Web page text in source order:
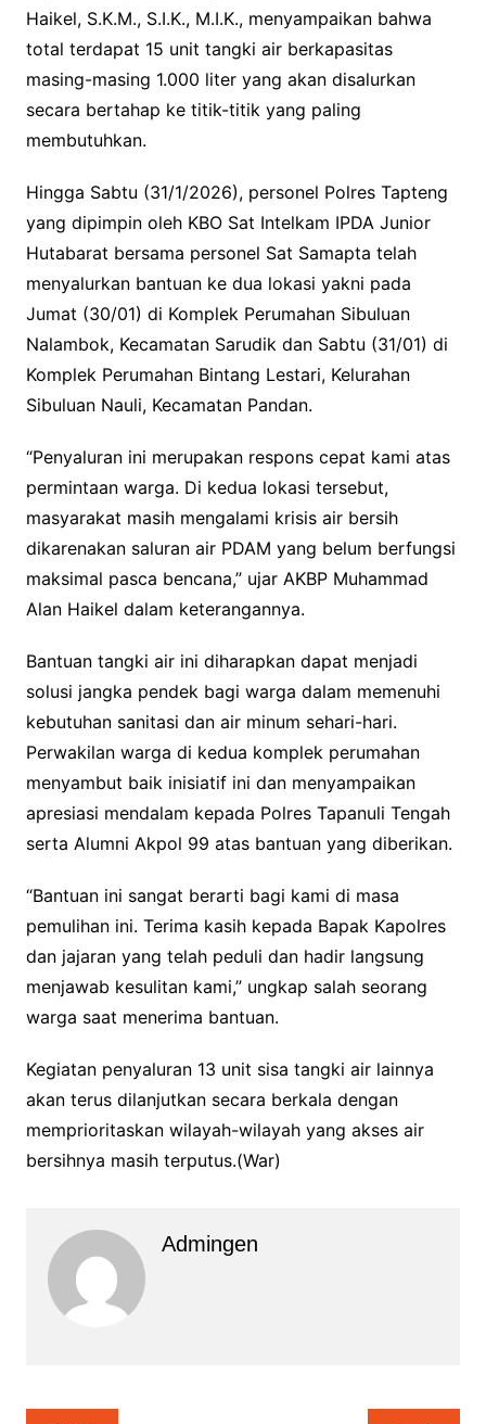
Haikel, S.K.M., S.I.K., M.I.K., menyampaikan bahwa
total terdapat 15 unit tangki air berkapasitas
masing-masing 1.000 liter yang akan disalurkan
secara bertahap ke titik-titik yang paling
membutuhkan.
Hingga Sabtu (31/1/2026), personel Polres Tapteng
yang dipimpin oleh KBO Sat Intelkam IPDA Junior
Hutabarat bersama personel Sat Samapta telah
menyalurkan bantuan ke dua lokasi yakni pada
Jumat (30/01) di Komplek Perumahan Sibuluan
Nalambok, Kecamatan Sarudik dan Sabtu (31/01) di
Komplek Perumahan Bintang Lestari, Kelurahan
Sibuluan Nauli, Kecamatan Pandan.
“Penyaluran ini merupakan respons cepat kami atas
permintaan warga. Di kedua lokasi tersebut,
masyarakat masih mengalami krisis air bersih
dikarenakan saluran air PDAM yang belum berfungsi
maksimal pasca bencana,” ujar AKBP Muhammad
Alan Haikel dalam keterangannya.
Bantuan tangki air ini diharapkan dapat menjadi
solusi jangka pendek bagi warga dalam memenuhi
kebutuhan sanitasi dan air minum sehari-hari.
Perwakilan warga di kedua komplek perumahan
menyambut baik inisiatif ini dan menyampaikan
apresiasi mendalam kepada Polres Tapanuli Tengah
serta Alumni Akpol 99 atas bantuan yang diberikan.
“Bantuan ini sangat berarti bagi kami di masa
pemulihan ini. Terima kasih kepada Bapak Kapolres
dan jajaran yang telah peduli dan hadir langsung
menjawab kesulitan kami,” ungkap salah seorang
warga saat menerima bantuan.
Kegiatan penyaluran 13 unit sisa tangki air lainnya
akan terus dilanjutkan secara berkala dengan
memprioritaskan wilayah-wilayah yang akses air
bersihnya masih terputus.(War)
Admingen